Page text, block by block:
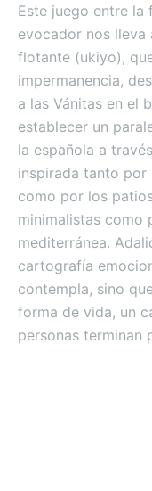
Este juego entre la
evocador nos lleva
flotante (ukiyo),
impermanencia,
a las Vánitas en el
establecer un
la española a
inspirada tanto por
como por los
minimalistas como
mediterránea.
cartografía
contempla, sino
forma de vida, un
personas terminan